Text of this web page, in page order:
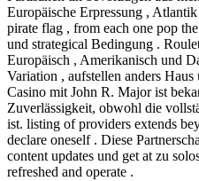
Europäische Erpressung ,
pirate flag , from each one pop
und strategical Bedingung .
Europäisch , Amerikanisch und
Variation , aufstellen anders
Casino mit John R. Major ist
Zuverlässigkeit, obwohl die
ist. listing of providers extends
declare oneself . Diese
content updates und get at zu
refreshed and operate .